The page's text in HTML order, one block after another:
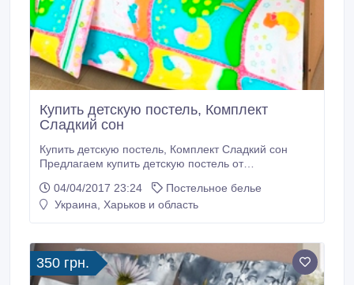
Купить детскую постель, Комплект
Сладкий сон
Купить детскую постель, Комплект Сладкий сон
Предлагаем купить детскую постель от
Заказывая постель у нас, вы платите только за ткань
и пошив, при этом нет никаких наценок за
хлопок Комплект в детскую кроватку - 255 грн
Комплект подростковый - 455 грн Возможен пошив
по индивидуальным размерам.
04/04/2017 23:24
Постельное белье
Украина, Харьков и область
350 грн.